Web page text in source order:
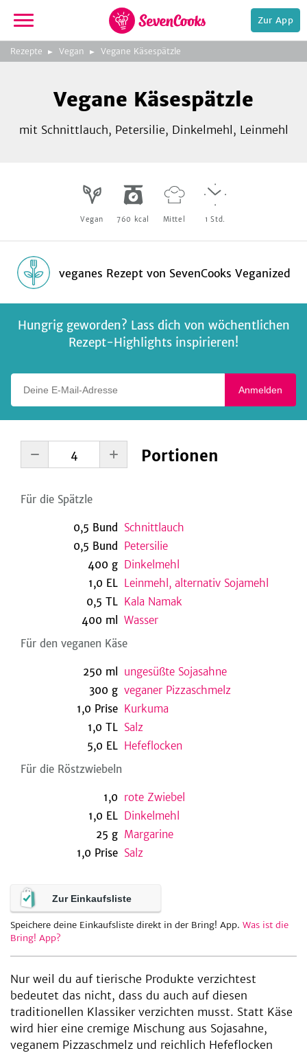
zur
Startseite
Zur App
Rezepte Vegan Vegane Käsespätzle
Bild
3
zeigen
Vegane Käsespätzle
mit Schnittlauch, Petersilie, Dinkelmehl, Leinmehl
Vegan 760 kcal Mittel 1 Std.
veganes Rezept von SevenCooks Veganized
Hungrig geworden? Lass dich von wöchentlichen
Rezept-Highlights inspirieren!
Anmelden
Portionen
Für die Spätzle
0,5 Bund
Schnittlauch
0,5 Bund
Petersilie
400 g Dinkelmehl
1,0 EL Leinmehl, alternativ Sojamehl
0,5 TL Kala Namak
400 ml
Wasser
Für den veganen Käse
250 ml
ungesüßte Sojasahne
300 g veganer Pizzaschmelz
1,0 Prise Kurkuma
1,0 TL Salz
5,0 EL Hefeflocken
Für die Röstzwiebeln
1,0 rote Zwiebel
1,0 EL Dinkelmehl
25 g Margarine
1,0 Prise Salz
Zur Einkaufsliste
Speichere deine Einkaufsliste direkt in der Bring! App. Was ist die
Bring! App?
Nur weil du auf tierische Produkte verzichtest
bedeutet das nicht, dass du auch auf diesen
traditionellen Klassiker verzichten musst. Statt Käse
wird hier eine cremige Mischung aus Sojasahne,
veganem Pizzaschmelz und reichlich Hefeflocken